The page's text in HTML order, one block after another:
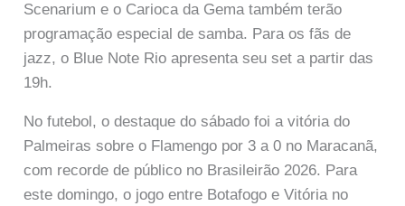
Scenarium e o Carioca da Gema também terão
programação especial de samba. Para os fãs de
jazz, o Blue Note Rio apresenta seu set a partir das
19h.
No futebol, o destaque do sábado foi a vitória do
Palmeiras sobre o Flamengo por 3 a 0 no Maracanã,
com recorde de público no Brasileirão 2026. Para
este domingo, o jogo entre Botafogo e Vitória no